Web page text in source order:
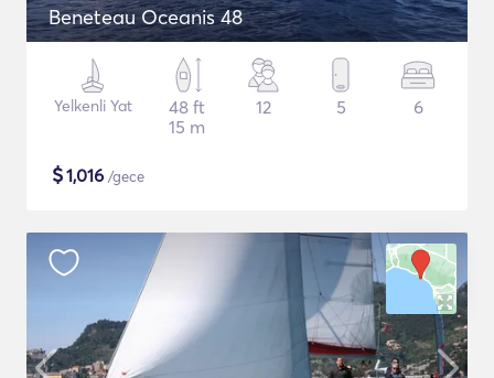
Beneteau Oceanis 48
Yelkenli Yat
48 ft
15 m
12 5 6
$1,016 /gece